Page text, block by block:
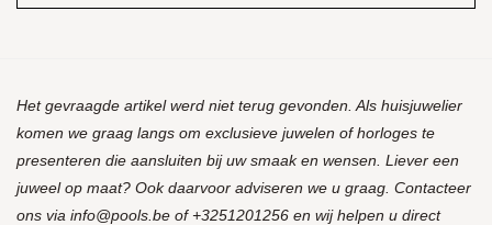
Het gevraagde artikel werd niet terug gevonden. Als huisjuwelier
komen we graag langs om exclusieve juwelen of horloges te
presenteren die aansluiten bij uw smaak en wensen. Liever een
juweel op maat? Ook daarvoor adviseren we u graag. Contacteer
ons via info@pools.be of +3251201256 en wij helpen u direct